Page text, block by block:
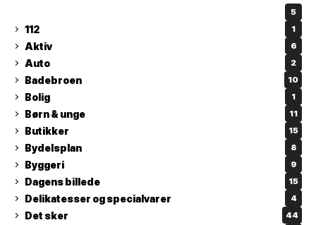
5
112 1
Aktiv 6
Auto 2
Badebroen 10
Bolig 1
Børn & unge 11
Butikker 15
Bydelsplan 8
Byggeri 9
Dagens billede 15
Delikatesser og specialvarer 4
Det sker 44